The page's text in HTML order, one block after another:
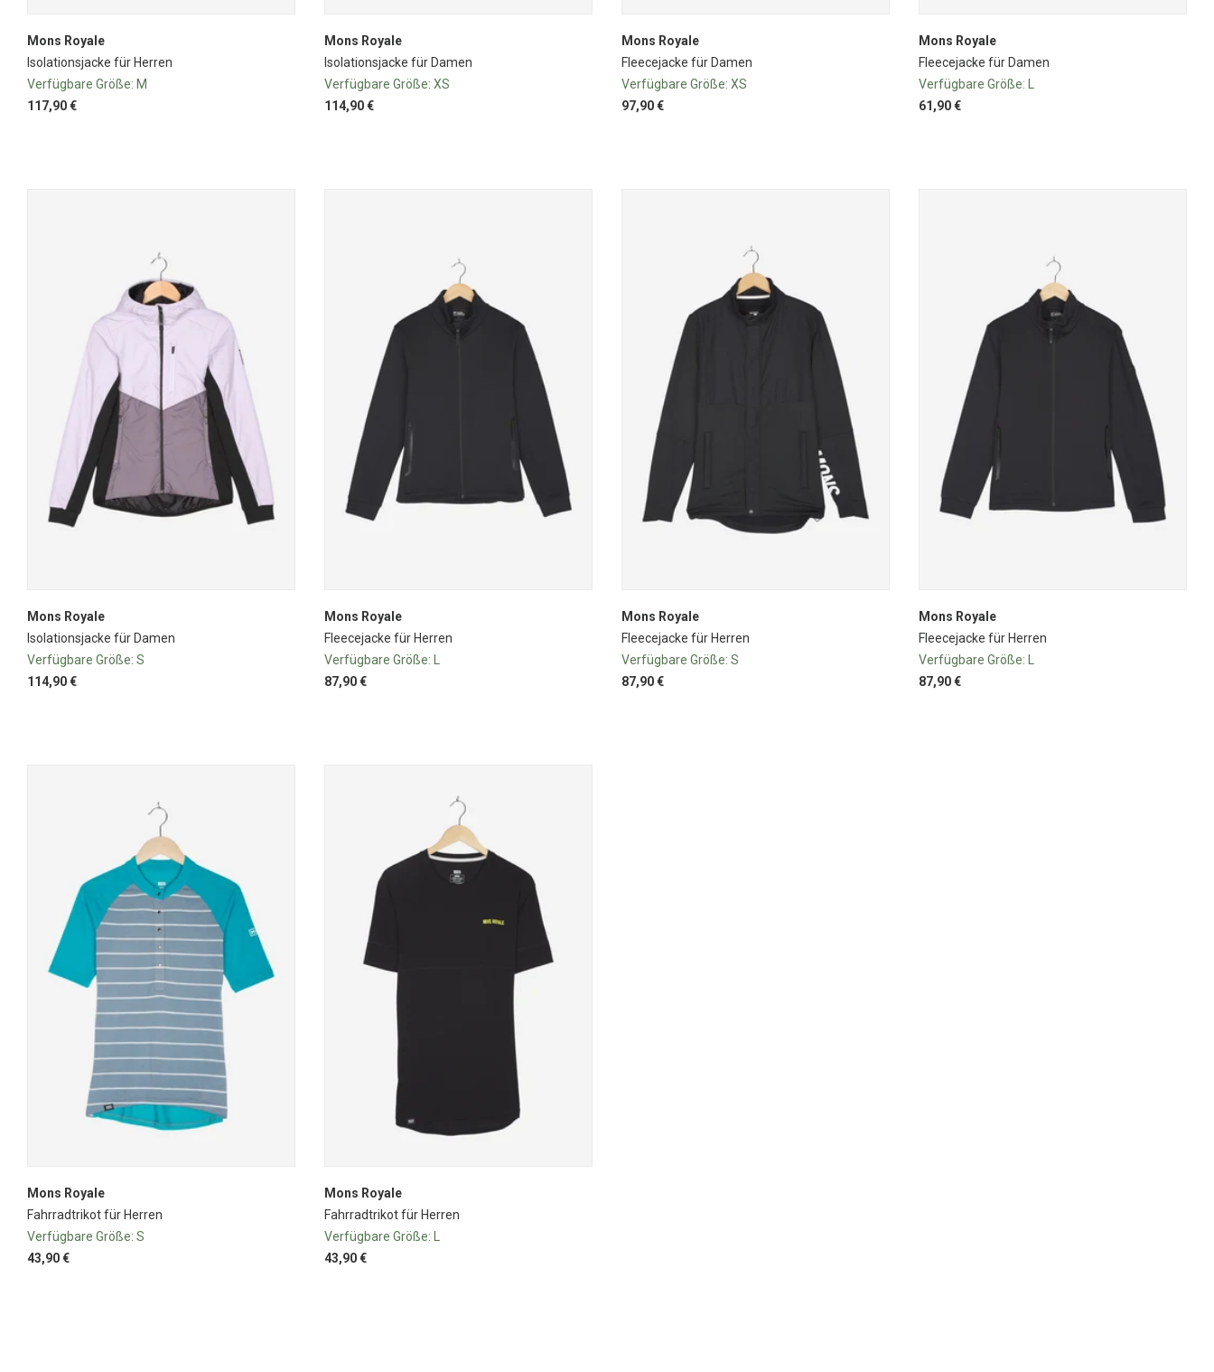
Mons Royale
Isolationsjacke für Herren
Verfügbare Größe: M
117,90 €
Mons Royale
Isolationsjacke für Damen
Verfügbare Größe: XS
114,90 €
Mons Royale
Fleecejacke für Damen
Verfügbare Größe: XS
97,90 €
Mons Royale
Fleecejacke für Damen
Verfügbare Größe:
61,90 €
Mons Royale
Isolationsjacke für Damen
Verfügbare Größe: S
114,90 €
Mons Royale
Fleecejacke für Herren
Verfügbare Größe: L
87,90 €
Mons Royale
Fleecejacke für Herren
Verfügbare Größe: S
87,90 €
Mons Royale
Fleecejacke für Herren
Verfügbare Größe: L
87,90 €
Mons Royale
Fahrradtrikot für Herren
Verfügbare Größe: S
43,90 €
Mons Royale
Fahrradtrikot für Herren
Verfügbare Größe:
43,90 €